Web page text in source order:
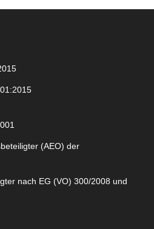
(AEO) der
nach EG (VO) 300/2008 und